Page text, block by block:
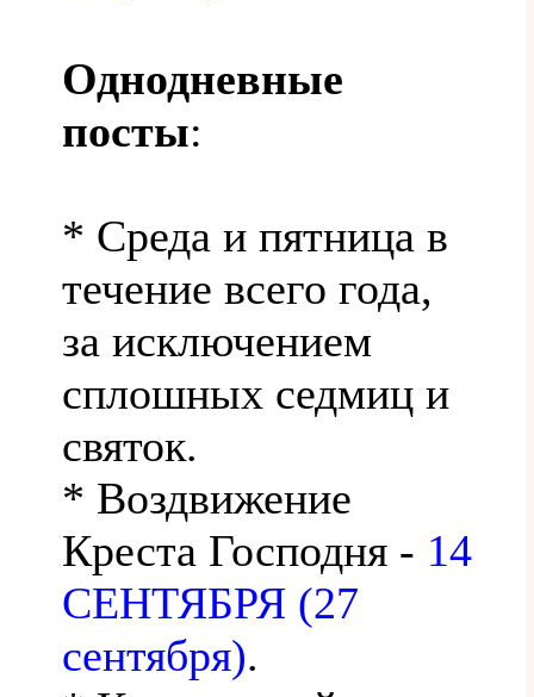
Однодневные
посты:
* Среда и пятница в
течение всего года,
за исключением
сплошных седмиц и
святок.
* Воздвижение
Креста Господня - 14
СЕНТЯБРЯ (27
сентября).